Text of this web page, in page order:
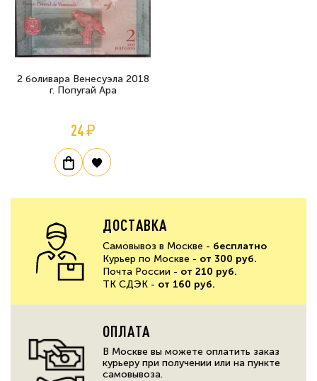
2 боливара Венесуэла 2018
г. Попугай Ара
24 ₽
ДОСТАВКА
Самовывоз в Москве - бесплатно
Курьер по Москве - от 300 руб.
Почта России - от 210 руб.
ТК СДЭК - от 160 руб.
ОПЛАТА
В Москве вы можете оплатить заказ
курьеру при получении или на пункте
самовывоза.